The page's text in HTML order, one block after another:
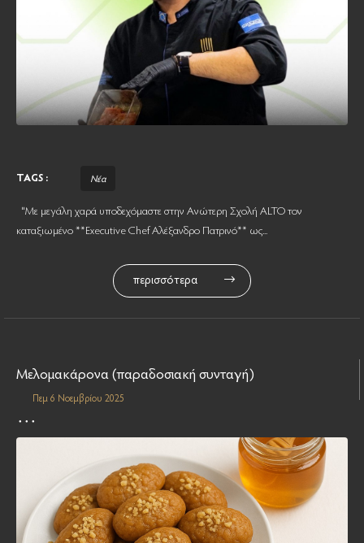
TAGS : Νέα
"Με μεγάλη χαρά υποδεχόμαστε στην Ανώτερη Σχολή ALTO τον
καταξιωμένο **Executive Chef Αλέξανδρο Πατρινό** ως...
περισσότερα
Μελομακάρονα (παραδοσιακή συνταγή)
Πεμ 6 Νοεμβρίου 2025